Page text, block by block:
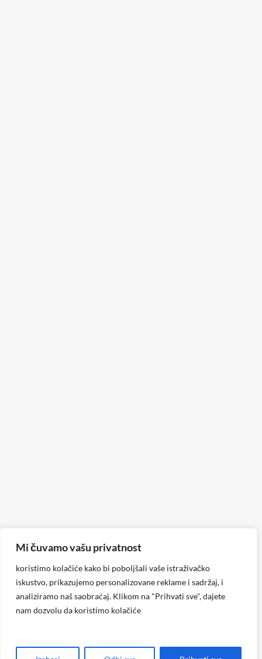
Mi čuvamo vašu privatnost
koristimo kolačiće kako bi poboljšali vaše istraživačko
iskustvo, prikazujemo personalizovane reklame i sadržaj, i
analiziramo naš saobraćaj. Klikom na "Prihvati sve", dajete
nam dozvolu da koristimo kolačiće